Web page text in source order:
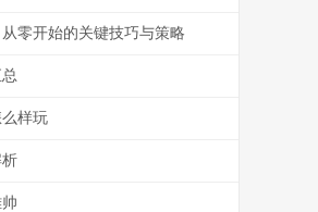
零开始的关键技巧与策略
样玩